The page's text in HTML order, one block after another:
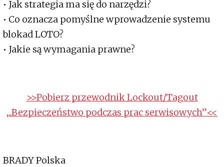
• Jak strategia ma się do narzędzi?
• Co oznacza pomyślne wprowadzenie systemu
blokad LOTO?
• Jakie są wymagania prawne?
>>Pobierz przewodnik Lockout/Tagout
„Bezpieczeństwo podczas prac serwisowych”<<
BRADY Polska